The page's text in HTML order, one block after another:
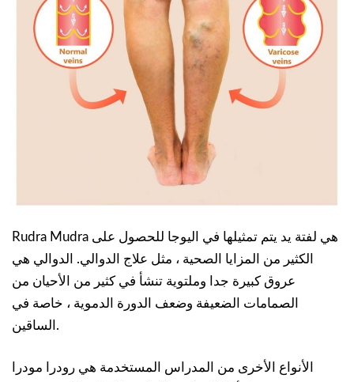
Rudra Mudra هي لفتة يد يتم تمثيلها في اليوجا للحصول على
الكثير من المزايا الصحية ، مثل علاج الدوالي. الدوالي هي
عروق كبيرة جدا وملتوية تنشأ في كثير من الأحيان من
الصمامات الضعيفة وضعف الدورة الدموية ، خاصة في
الساقين.
الأنواع الأخرى من المدراس المستخدمة هي رودرا مودرا